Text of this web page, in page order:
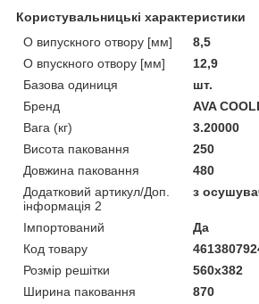
Користувальницькі характеристики
O випускного отвору [мм]
8,5
O впускного отвору [мм]
12,9
Базова одиниця
шт.
Бренд
AVA
Вага (кг)
3.20000
Висота паковання
250
Довжина паковання
480
Додатковий артикул/Доп.
інформація 2
з
Імпортований
Да
Код товару
Розмір решітки
560x382
Ширина паковання
870